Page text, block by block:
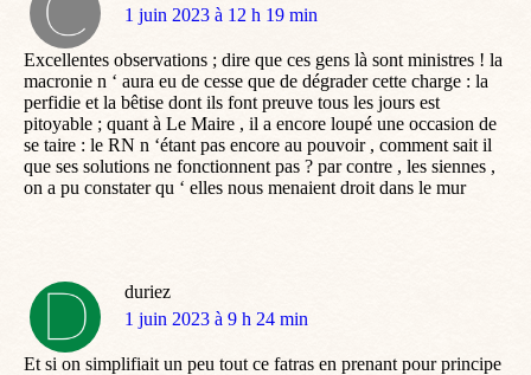
dit
1 juin 2023 à 12 h 19 min
Excellentes observations ; dire que ces gens là sont ministres ! la
macronie n ‘ aura eu de cesse que de dégrader cette charge : la
perfidie et la bêtise dont ils font preuve tous les jours est
pitoyable ; quant à Le Maire , il a encore loupé une occasion de
se taire : le RN n ‘étant pas encore au pouvoir , comment sait il
que ses solutions ne fonctionnent pas ? par contre , les siennes ,
on a pu constater qu ‘ elles nous menaient droit dans le mur
duriez
dit
1 juin 2023 à 9 h 24 min
Et si on simplifiait un peu tout ce fatras en prenant pour principe